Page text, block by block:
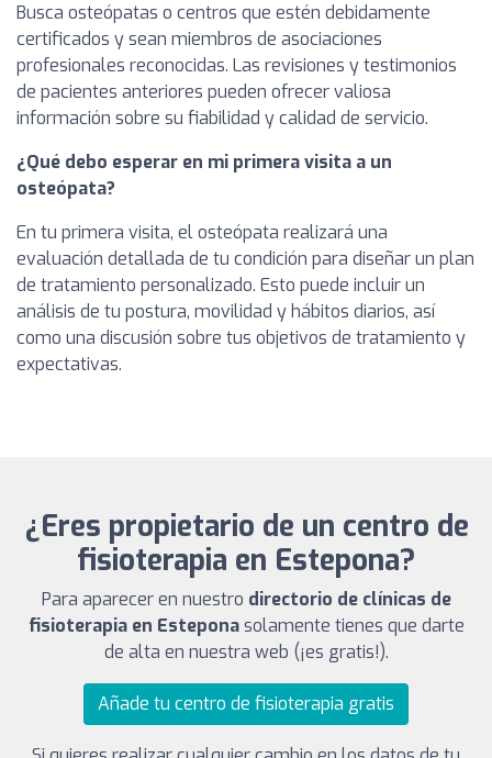
Busca osteópatas o centros que estén debidamente
certificados y sean miembros de asociaciones
profesionales reconocidas. Las revisiones y testimonios
de pacientes anteriores pueden ofrecer valiosa
información sobre su fiabilidad y calidad de servicio.
¿Qué debo esperar en mi primera visita a un
osteópata?
En tu primera visita, el osteópata realizará una
evaluación detallada de tu condición para diseñar un plan
de tratamiento personalizado. Esto puede incluir un
análisis de tu postura, movilidad y hábitos diarios, así
como una discusión sobre tus objetivos de tratamiento y
expectativas.
¿Eres propietario de un centro de
fisioterapia en Estepona?
Para aparecer en nuestro directorio de clínicas de
fisioterapia en Esteponasolamente tienes que darte
de alta en nuestra web (¡es gratis!).
Añade tu centro de fisioterapia gratis